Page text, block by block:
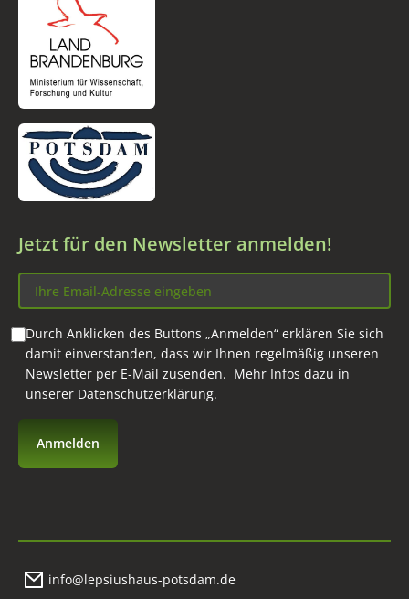
Jetzt für den Newsletter anmelden!
Durch Anklicken des Buttons „Anmelden“ erklären Sie sich
damit einverstanden, dass wir Ihnen regelmäßig unseren
Newsletter per E-Mail zusenden. Mehr Infos dazu in
unserer Datenschutzerklärung.
info@lepsiushaus-potsdam.de